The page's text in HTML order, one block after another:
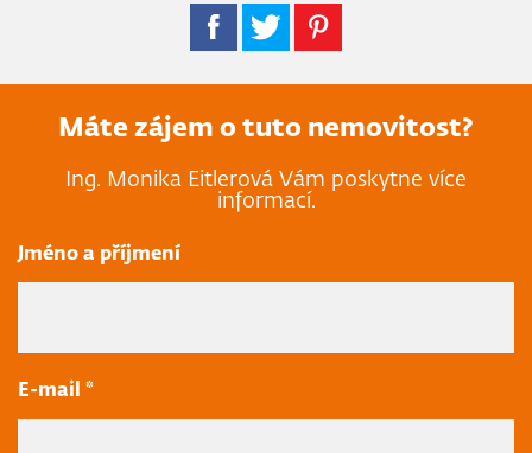
Máte zájem o tuto nemovitost?
Ing. Monika Eitlerová Vám poskytne více
informací.
Jméno a příjmení
E-mail *